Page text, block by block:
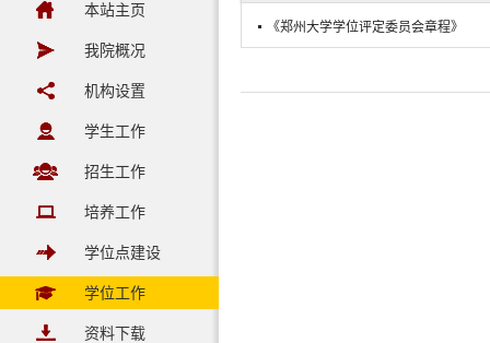
本站主页
我院概况
机构设置
学生工作
招生工作
培养工作
学位点建设
学位工作
资料下载
《郑州大学学位评定委员会章程》